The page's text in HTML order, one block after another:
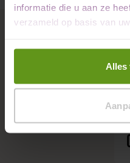
informatie die u aan ze
verzameld op basis van
Alles
Rode